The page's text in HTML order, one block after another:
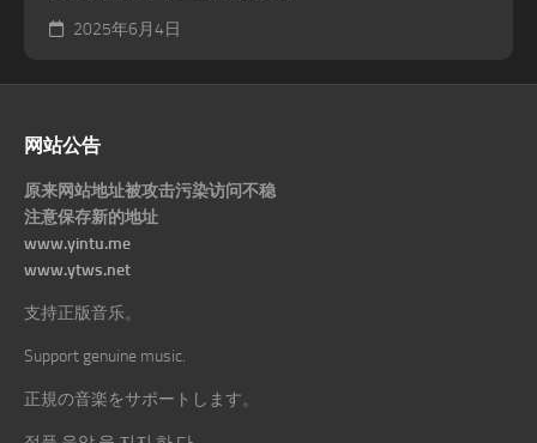
2025年6月4日
网站公告
原来网站地址被攻击污染访问不稳
注意保存新的地址
www.yintu.me
www.ytws.net
支持正版音乐。
Support genuine music.
正規の音楽をサポートします。